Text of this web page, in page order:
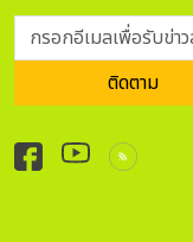
กรอกอีเมลเพื่อรับข่าวส
ติดตาม